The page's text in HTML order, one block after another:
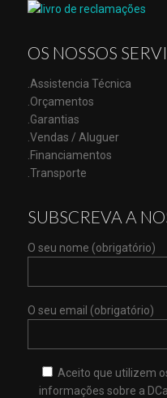
OS NOSSOS
.Assistencia Técnica
.Orçamentos
.Garantias
.Vendas / Aluguer
.Financiamentos
.Transporte
SUBSCREVA A
O seu nome (obrigatório)
O seu email (obrigatório)
Aceito que utilizem
informações sobre a